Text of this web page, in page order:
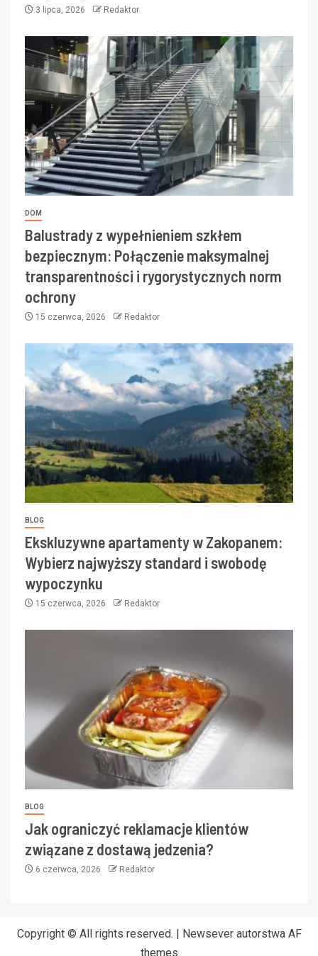
3 lipca, 2026 Redaktor
DOM
Balustrady z wypełnieniem szkłem
bezpiecznym: Połączenie maksymalnej
transparentności i rygorystycznych norm
ochrony
15 czerwca, 2026 Redaktor
BLOG
Ekskluzywne apartamenty w Zakopanem:
Wybierz najwyższy standard i swobodę
wypoczynku
15 czerwca, 2026 Redaktor
BLOG
Jak ograniczyć reklamacje klientów
związane z dostawą jedzenia?
6 czerwca, 2026 Redaktor
Copyright © All rights reserved. | Newseverautorstwa AF
themes